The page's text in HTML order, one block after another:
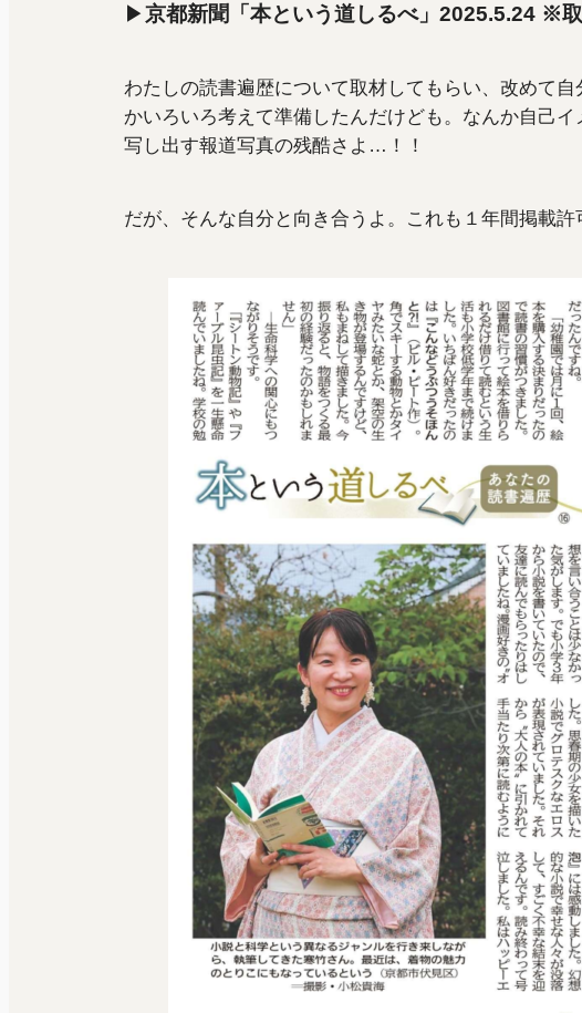
▶京都新聞「本という道しるべ」2025.5.24 ※
わたしの読書遍歴について取材してもらい、改めて
かいろいろ考えて準備したんだけども。なんか自己
写し出す報道写真の残酷さよ…！！
だが、そんな自分と向き合うよ。これも１年間掲載